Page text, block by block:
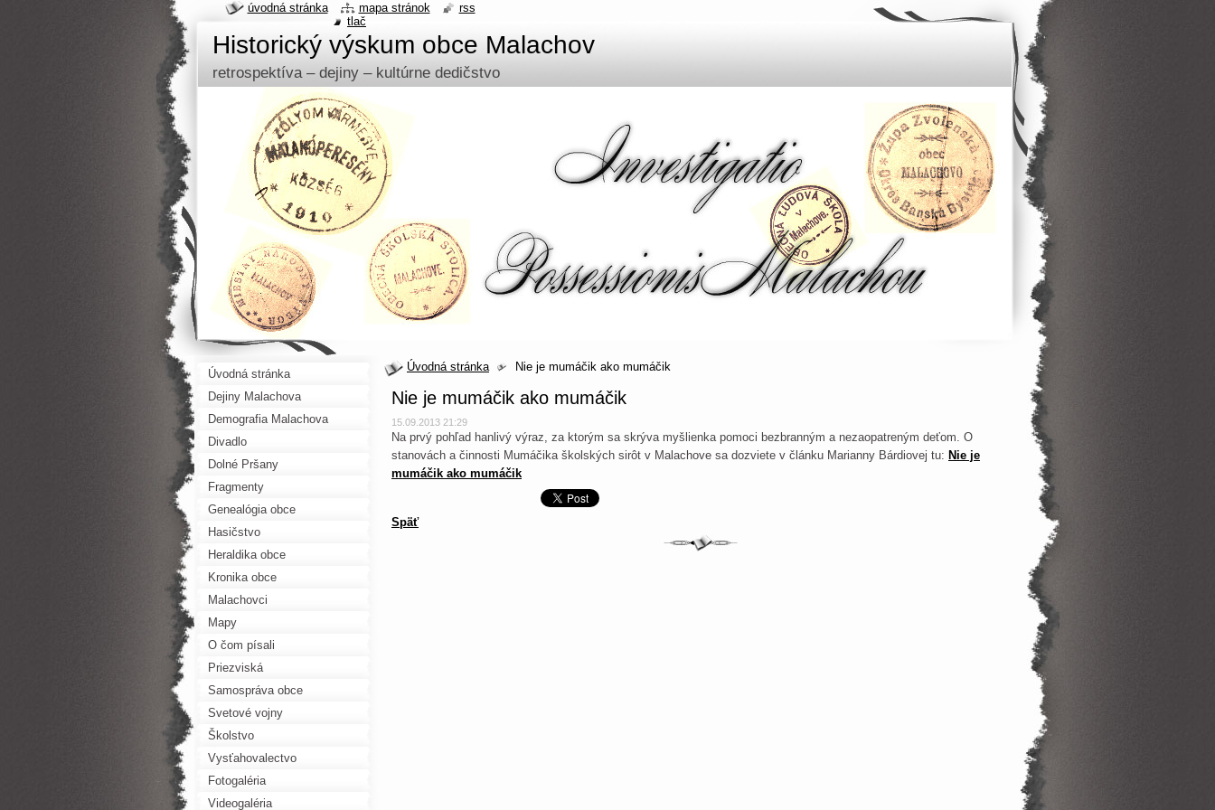
Historický výskum obce Malachov
retrospektíva – dejiny – kultúrne dedičstvo
Úvodná stránka Nie je mumáčik ako mumáčik
Nie je mumáčik ako mumáčik
15.09.2013 21:29
Na prvý pohľad hanlivý výraz, za ktorým sa skrýva myšlienka pomoci bezbranným a nezaopatreným deťom. O
stanovách a činnosti Mumáčika školských sirôt v Malachove sa dozviete v článku Marianny Bárdiovej tu: Nie je
mumáčik ako mumáčik
Späť
Úvodná stránka
Dejiny Malachova
Demografia Malachova
Divadlo
Dolné Pršany
Fragmenty
Genealógia obce
Hasičstvo
Heraldika obce
Kronika obce
Malachovci
Mapy
O čom písali
Priezviská
Samospráva obce
Svetové vojny
Školstvo
Vysťahovalectvo
Fotogaléria
Videogaléria
úvodná stránka mapa stránok
rss
tlač